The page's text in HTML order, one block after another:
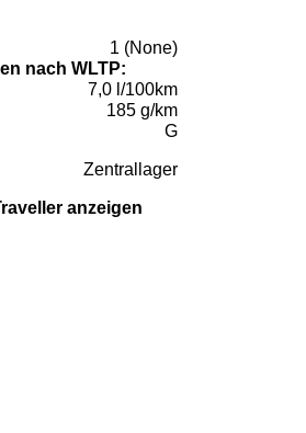
1 (None)
nach WLTP:
7,0 l/100km
185 g/km
G
Zentrallager
anzeigen